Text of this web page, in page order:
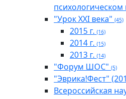
психологическом
"Урок XXI века" (45)
2015 г. (16)
2014 г. (15)
2013 г. (14)
"Форум ШОС" (5)
"Эврика!Фест"
Всероссийская